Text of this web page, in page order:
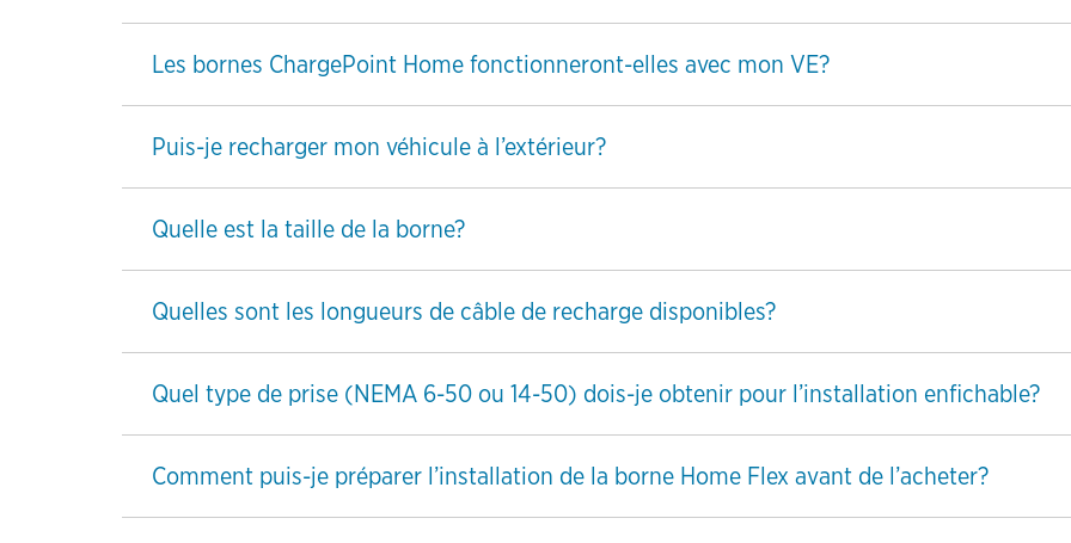
Les bornes ChargePoint Home fonctionneront-elles avec mon VE?
Puis-je recharger mon véhicule à l’extérieur?
Quelle est la taille de la borne?
Quelles sont les longueurs de câble de recharge disponibles?
Quel type de prise (NEMA 6-50 ou 14-50) dois-je obtenir pour l’installation enfichable?
Comment puis-je préparer l’installation de la borne Home Flex avant de l’acheter?